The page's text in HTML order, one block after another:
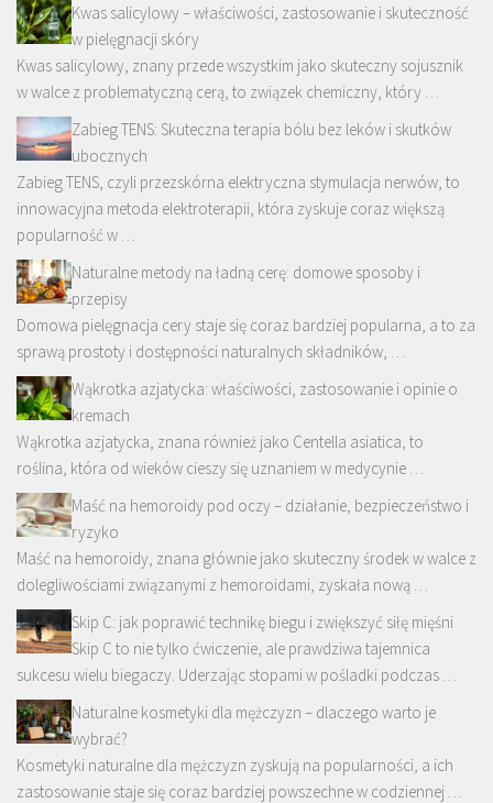
Kwas salicylowy – właściwości, zastosowanie i skuteczność
w pielęgnacji skóry
Kwas salicylowy, znany przede wszystkim jako skuteczny sojusznik
w walce z problematyczną cerą, to związek chemiczny, który …
Zabieg TENS: Skuteczna terapia bólu bez leków i skutków
ubocznych
Zabieg TENS, czyli przezskórna elektryczna stymulacja nerwów, to
innowacyjna metoda elektroterapii, która zyskuje coraz większą
popularność w …
Naturalne metody na ładną cerę: domowe sposoby i
przepisy
Domowa pielęgnacja cery staje się coraz bardziej popularna, a to za
sprawą prostoty i dostępności naturalnych składników, …
Wąkrotka azjatycka: właściwości, zastosowanie i opinie o
kremach
Wąkrotka azjatycka, znana również jako Centella asiatica, to
roślina, która od wieków cieszy się uznaniem w medycynie …
Maść na hemoroidy pod oczy – działanie, bezpieczeństwo i
ryzyko
Maść na hemoroidy, znana głównie jako skuteczny środek w walce z
dolegliwościami związanymi z hemoroidami, zyskała nową …
Skip C: jak poprawić technikę biegu i zwiększyć siłę mięśni
Skip C to nie tylko ćwiczenie, ale prawdziwa tajemnica
sukcesu wielu biegaczy. Uderzając stopami w pośladki podczas …
Naturalne kosmetyki dla mężczyzn – dlaczego warto je
wybrać?
Kosmetyki naturalne dla mężczyzn zyskują na popularności, a ich
zastosowanie staje się coraz bardziej powszechne w codziennej …